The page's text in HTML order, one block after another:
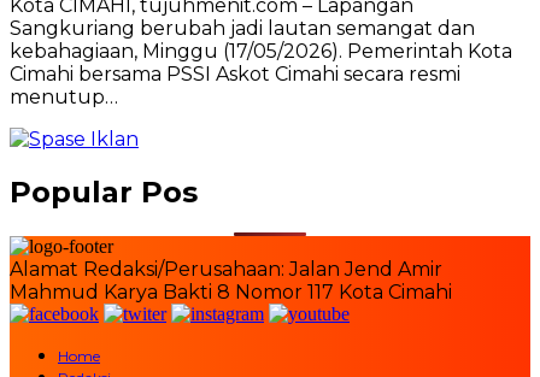
Kota CIMAHI, tujuhmenit.com – Lapangan
Sangkuriang berubah jadi lautan semangat dan
kebahagiaan, Minggu (17/05/2026). Pemerintah Kota
Cimahi bersama PSSI Askot Cimahi secara resmi
menutup…
Popular Pos
Alamat Redaksi/Perusahaan: Jalan Jend Amir
Mahmud Karya Bakti 8 Nomor 117 Kota Cimahi
Home